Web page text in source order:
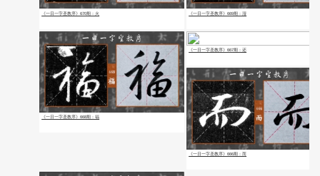
《一日一字圣教序》670期：火 《一日一字圣教序》669期：湿
《一日一字圣教序》668期：福
《一日一字圣教序》667期：还
《一日一字圣教序》666期：而